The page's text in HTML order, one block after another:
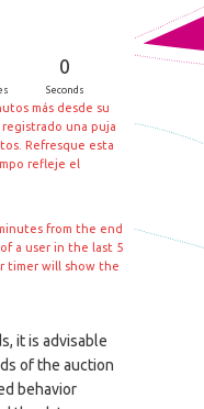
0
Seconds
más desde su
una puja
Refresque esta
refleje el
from the end
a user in the last 5
timer will show the
it is advisable
of the auction
behavior